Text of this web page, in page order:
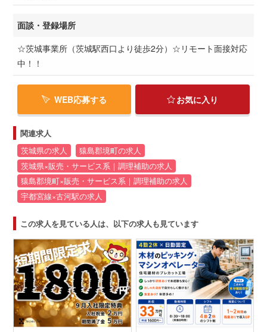
面談・登録場所
☆茨城事業所（茨城駅西口より徒歩2分）☆リモート面接対応
中！！
WEB応募する お気に入り
関連求人
茨城県の求人
猿島郡境町の求人
茨城県×販売・サービス系｜調理補助の求人
猿島郡境町×販売・サービス系｜調理補助の求人
宇都宮線×古河駅の求人
この求人を見ている人は、以下の求人も見ています